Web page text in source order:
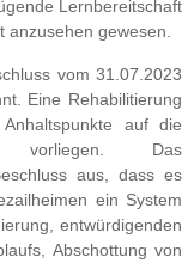
Lernbereitschaft
gewesen.
vom 31.07.2023
Eine Rehabilitierung
auf die
vorliegen. Das
aus, dass es
ein System
entwürdigenden
Abschottung von